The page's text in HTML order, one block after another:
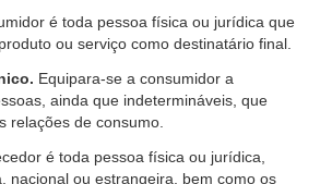
é toda pessoa física ou jurídica que
ou serviço como destinatário final.
Equipara-se a consumidor a
ainda que indetermináveis, que
relações de consumo.
é toda pessoa física ou jurídica,
nacional ou estrangeira, bem como os